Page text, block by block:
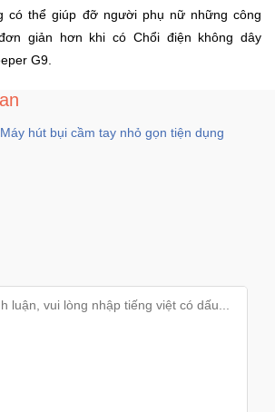
có thể giúp đỡ người phụ nữ những công
giản hơn khi có Chổi điện không dây
G9.
Máy hút bụi cầm tay nhỏ gọn tiện dụng